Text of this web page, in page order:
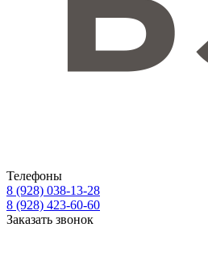
Телефоны
8 (928) 038-13-28
8 (928) 423-60-60
Заказать звонок